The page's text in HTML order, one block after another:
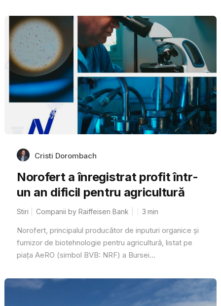
Cristi Dorombach
Norofert a înregistrat profit într-
un an dificil pentru agricultură
Stiri Companii by Raiffeisen Bank 3 min
Norofert, principalul producător de inputuri organice și
furnizor de biotehnologie pentru agricultură, listat pe
piața AeRO (simbol BVB: NRF) a Bursei...